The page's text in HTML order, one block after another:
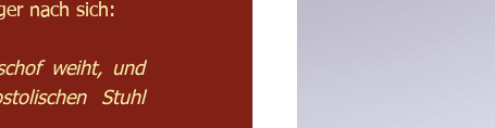
nach sich:
weiht, und
Stuhl